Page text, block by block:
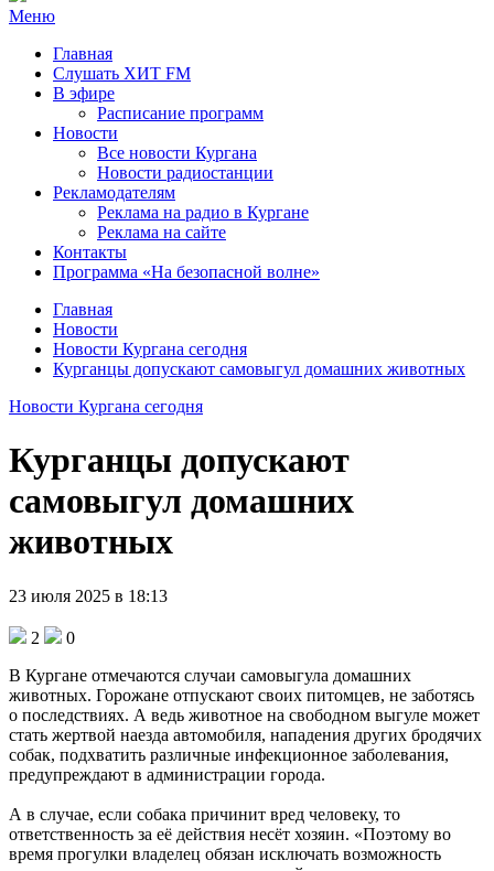
Меню
Главная
Слушать ХИТ FM
В эфире
Расписание программ
Новости
Все новости Кургана
Новости радиостанции
Рекламодателям
Реклама на радио в Кургане
Реклама на сайте
Контакты
Программа «На безопасной волне»
Главная
Новости
Новости Кургана сегодня
Курганцы допускают самовыгул домашних животных
Новости Кургана сегодня
Курганцы допускают
самовыгул домашних
животных
23 июля 2025 в 18:13
2
0
В Кургане отмечаются случаи самовыгула домашних
животных. Горожане отпускают своих питомцев, не заботясь
о последствиях. А ведь животное на свободном выгуле может
стать жертвой наезда автомобиля, нападения других бродячих
собак, подхватить различные инфекционное заболевания,
предупреждают в администрации города.
А в случае, если собака причинит вред человеку, то
ответственность за её действия несёт хозяин. «Поэтому во
время прогулки владелец обязан исключать возможность